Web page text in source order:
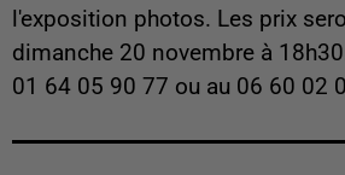
l'exposition photos. Les prix
dimanche 20 novembre à
01 64 05 90 77 ou au 06 60 02